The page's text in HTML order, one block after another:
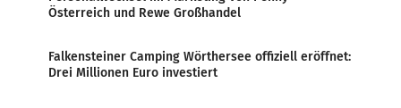
Österreich und Rewe Großhandel
Falkensteiner Camping Wörthersee offiziell eröffnet:
Drei Millionen Euro investiert